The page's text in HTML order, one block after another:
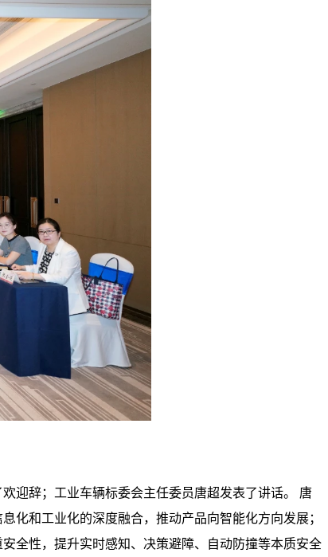
迎辞；工业车辆标委会主任委员唐超发表了讲话。 唐
化和工业化的深度融合，推动产品向智能化方向发展；
全性，提升实时感知、决策避障、自动防撞等本质安全